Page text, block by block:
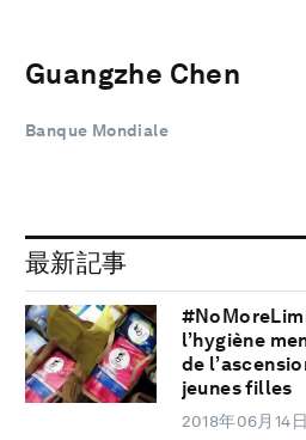
Guangzhe Chen
Banque Mondiale
最新記事
l’hygiène
de
jeunes filles
2018年06月14日